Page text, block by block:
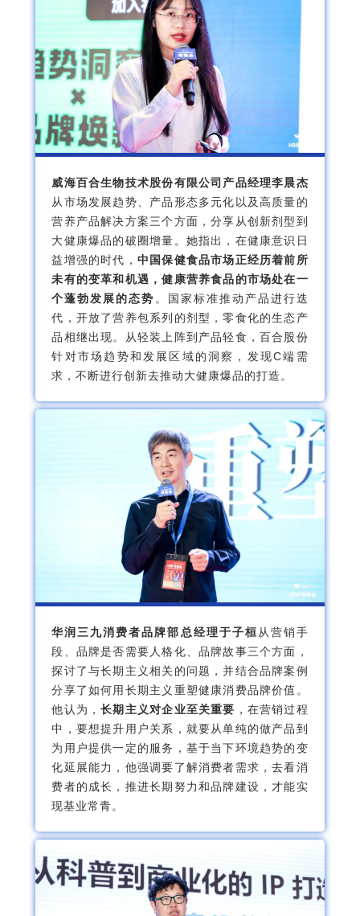
威海百合生物技术股份有限公司产品经理李晨杰
从市场发展趋势、产品形态多元化以及高质量的
营养产品解决方案三个方面，分享从创新剂型到
大健康爆品的破圈增量。她指出，在健康意识日
益增强的时代， 中国保健食品市场正经历着前所
未有的变革和机遇，健康营养食品的市场处在一
个蓬勃发展的态势 。国家标准推动产品进行迭
代，开放了营养包系列的剂型，零食化的生态产
品相继出现。从轻装上阵到产品轻食，百合股份
针对市场趋势和发展区域的洞察，发现C端需
求，不断进行创新去推动大健康爆品的打造。
华润三九消费者品牌部总经理于子桓 从营销手
段、品牌是否需要人格化、品牌故事三个方面，
探讨了与长期主义相关的问题，并结合品牌案例
分享了如何用长期主义重塑健康消费品牌价值。
他认为，长期主义对企业至关重要 ，在营销过程
中，要想提升用户关系，就要从单纯的做产品到
为用户提供一定的服务，基于当下环境趋势的变
化延展能力，他强调要了解消费者需求，去看消
费者的成长，推进长期努力和品牌建设，才能实
现基业常青。